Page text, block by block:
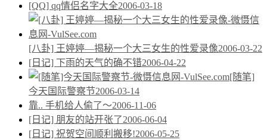
[QQ] qq情侣名字大全2006-03-18
[八卦] 王婷婷—揭秘一个大三女生的性爱录像2006-03-22
[日记] 下雨的天气的确不错2006-04-22
[随笔]
今天国际警察节2006-03-14
靠.. 手机给人偷了～2006-11-06
[日记] 朋友的站开张了2006-06-04
[日记] 祝贺空间顺利搬移!2006-05-25